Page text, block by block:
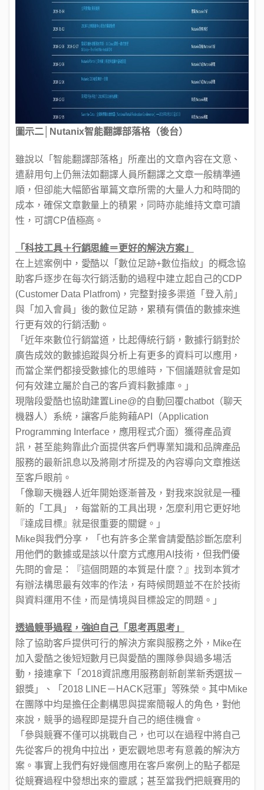
圖示二│Nutanix智能翻譯部落格（後台）
雖說以「智能翻譯部落格」所產出的文章內容在文意、
遣辭用句上仍無法如翻譯人員所翻譯之文章一般精準通
順，但卻能大幅節省單篇文章所需的大量人力和時間的
成本，確保文章數量上的積累，同時亦能維持文章可讀
性，可謂CP值極高。
「科技工具＋行銷思維＝更好的解決方案」
在上述案例中，愛酷以「數位足跡+數位指紋」的概念協
助客戶逐步在每次行銷活動的過程中建立起自己的CDP
(Customer Data Platfrom)，完整對接多渠道「登入前」
與「加入會員」後的數位足跡，累積有價值的數據來進
行更有效的行銷活動。
「近年來數位行銷當道，比起傳統行銷，數據行銷對於
廣告成效的數據追蹤與分析上有更多的資料可以應用，
而當企業們都接受數據化的思維時，下個議題就會是如
何有效建立屬於自己的客戶資料數據庫。」
現階段愛酷也協助建置Line@的自動回覆chatbot（聊天
機器人）系統，讓客戶能夠藉API（Application
Programming Interface，應用程式介面）獲得產品資
訊，甚至能夠靠此介面提供客戶們專業知識和品牌產品
服務的最新訊息以及將剛才所提及的內容導向文章推送
至客戶眼前。
「像聊天機器人近年開始逐漸普及，對我來說就是一種
新的「工具」，每當新的工具出現，怎麼利用它更好地
『達成目標』就是很重要的關鍵。」
Mike與我們分享，「也有許多企業會請愛酷診斷怎麼利
用他們的數據或是該以什麼方式應用AI技術，但我們優
先問的會是：『這個問題的本質是什麼？』找到本質才
有辦法構思最有效率的作法，有時候問題並不在於技術
與資料運用不佳，而是情境與目標設定的問題。」
透過競爭過程，強迫自己「思考再思考」
除了協助客戶提供可行的解決方案與服務之外，Mike在
加入愛酷之後短短數月已與愛酷的團隊參與過多場活
動，接連拿下「2018資訊應用服務創新創業新秀選拔－
銀獎」、「2018 LINE－HACK冠軍」等殊榮。其中Mike
在團隊中均是擔任企劃構思與提案簡報人的角色，對他
來說，競爭的過程即是提升自己的絕佳機會。
「參與競賽不僅可以挑戰自己，也可以在過程中將自己
先從客戶的視角中拉出，更宏觀地思考有意義的解決方
案。事實上我們有好幾個應用在客戶案例上的點子都是
從競賽過程中發想出來的靈感；甚至當我們把競賽用的